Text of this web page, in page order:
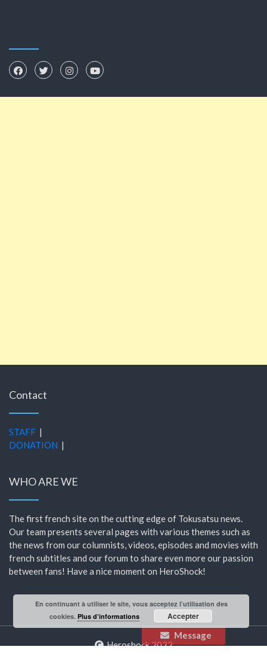
Contact
STAFF |
DONATION |
WHO ARE WE
The first french site on the cutting edge of Tokusatsu news.
Our team presents several pages with various themes such as
the news from our columnists, videos, episodes and movies with
french subtitles and our forum to share even more our passion
between fans! Have a nice moment on HeroShock!
Heroshock 2022
Message
En continuant à utiliser le site, vous acceptez l’utilisation des
cookies.Plus d’informations Accepter